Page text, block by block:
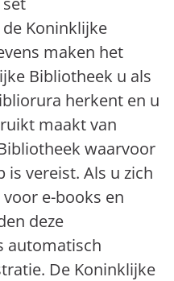
Koninklijke
maken het
Bibliotheek u als
herkent en u
maakt van
waarvoor
is vereist. Als u zich
e-books en
deze
automatisch
De Koninklijke